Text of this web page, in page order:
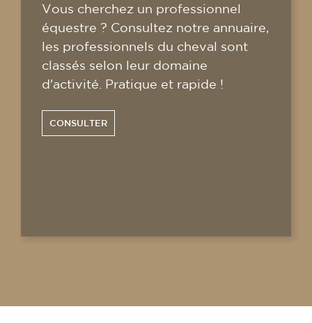
Vous cherchez un professionnel
équestre ? Consultez notre annuaire,
les professionnels du cheval sont
classés selon leur domaine
d'activité. Pratique et rapide !
CONSULTER